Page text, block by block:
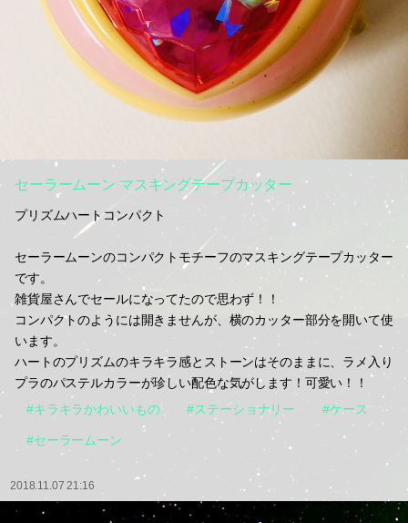
セーラームーン マスキングテープカッター
プリズムハートコンパクト
セーラームーンのコンパクトモチーフのマスキングテープカッター
です。
雑貨屋さんでセールになってたので思わず！！
コンパクトのようには開きませんが、横のカッター部分を開いて使
います。
ハートのプリズムのキラキラ感とストーンはそのままに、ラメ入り
プラのパステルカラーが珍しい配色な気がします！可愛い！！
#キラキラかわいいもの
#ステーショナリー #ケース
#セーラームーン
2018.11.07 21:16